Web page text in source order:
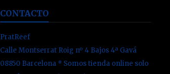
CONTACTO
PratReef
Calle Montserrat Roig nº 4 Bajos 4ª Gavá
08850 Barcelona * Somos tienda online solo